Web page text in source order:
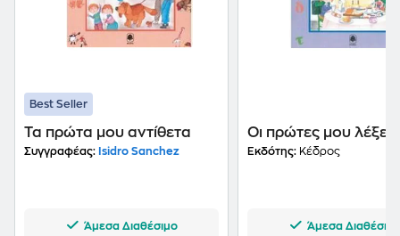
Best Seller
Τα πρώτα μου αντίθετα
Συγγραφέας: Isidro Sanchez
Άμεσα Διαθέσιμο
Οι πρώτες μου λέξεις
Εκδότης: Κέδρος
Άμεσα Διαθέσιμο